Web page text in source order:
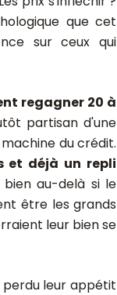
que cet
sur ceux qui
regagner 20 à
partisan d'une
du crédit.
et déjà un repli
au-delà si le
être les grands
leur bien se
leur appétit